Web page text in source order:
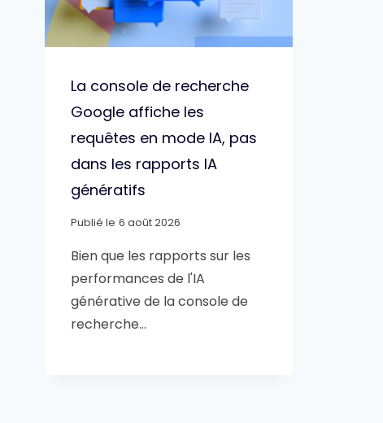
La console de recherche
Google affiche les
requêtes en mode IA, pas
dans les rapports IA
génératifs
Publié le 6 août 2026
Bien que les rapports sur les
performances de l'IA
générative de la console de
recherche…